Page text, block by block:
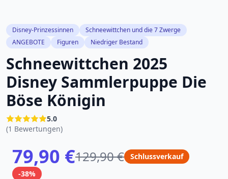
Disney-Prinzessinnen
Schneewittchen und die 7 Zwerge
ANGEBOTE
Figuren Niedriger Bestand
Schneewittchen 2025
Disney Sammlerpuppe Die
Böse Königin
5.0
(1 Bewertungen)
79,90 €129,90 €
Schlussverkauf
-38%